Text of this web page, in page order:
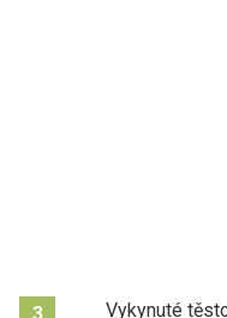
3
Vykynuté